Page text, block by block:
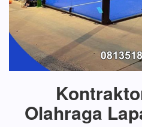
Olahraga